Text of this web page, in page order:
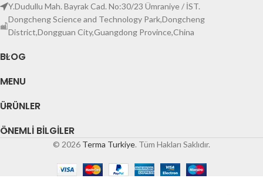
Y.Dudullu Mah. Bayrak Cad. No:30/23 Ümraniye / İST.
Dongcheng Science and Technology Park,Dongcheng
District,Dongguan City,Guangdong Province,China
BLOG
MENU
ÜRÜNLER
ÖNEMLI BILGILER
© 2026 Terma Turkiye. Tüm Hakları Saklıdır.